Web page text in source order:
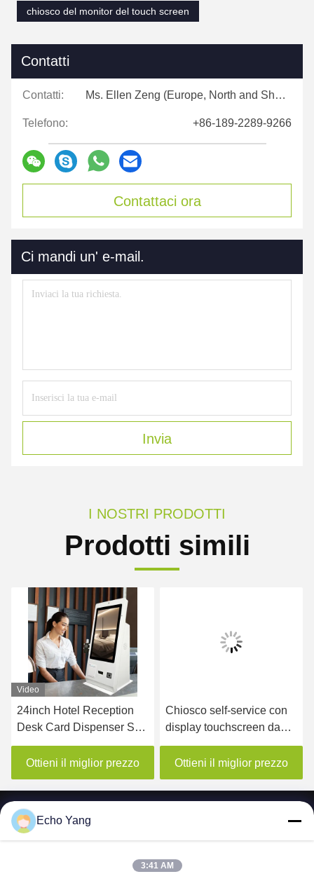
chiosco del monitor del touch screen
Contatti
Contatti: Ms. Ellen Zeng (Europe, North and Shouth America)
Telefono: +86-189-2289-9266
Contattaci ora
Ci mandi un' e-mail.
Invia
I NOSTRI PRODOTTI
Prodotti simili
Video
24inch Hotel Reception
Desk Card Dispenser Self
Check In Out Payment
Machine with Camera
Ottieni il miglior prezzo
Chiosco self-service con
display touchscreen da
21,5 pollici, Tap To Pay,
NFC, pagamento
contactless
Ottieni il miglior prezzo
Echo Yang
3:41 AM